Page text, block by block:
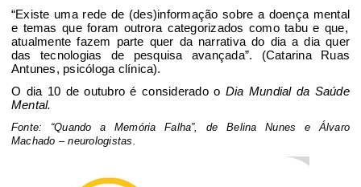
“Existe uma rede de (des)informação sobre a doença mental
e temas que foram outrora categorizados como tabu e que,
atualmentefazem parte quer da narrativa do dia a dia quer
das tecnologias de pesquisa avançada”. (Catarina Ruas
Antunes, psicóloga clínica).
O dia 10 deoutubro é considerado o Dia Mundial da Saúde
Mental.
Fonte: “Quando a Memória Falha”, de Belina Nunes e Álvaro
Machado – neurologistas.